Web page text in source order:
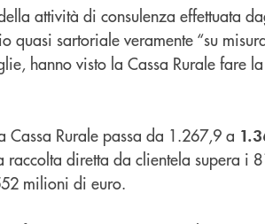
attività di consulenza effettuata
quasi sartoriale veramente “su
hanno visto la Cassa Rurale fare
Cassa Rurale passa da 1.267,9 a
raccolta diretta da clientela supera i
milioni di euro.